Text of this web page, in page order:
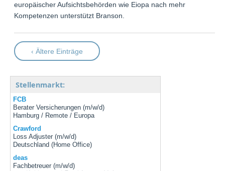
europäischer Aufsichtsbehörden wie Eiopa nach mehr
Kompetenzen unterstützt Branson.
‹ Ältere Einträge
Stellenmarkt:
FCB
Berater Versicherungen (m/w/d)
Hamburg / Remote / Europa
Crawford
Loss Adjuster (m/w/d)
Deutschland (Home Office)
deas
Fachbetreuer (m/w/d)